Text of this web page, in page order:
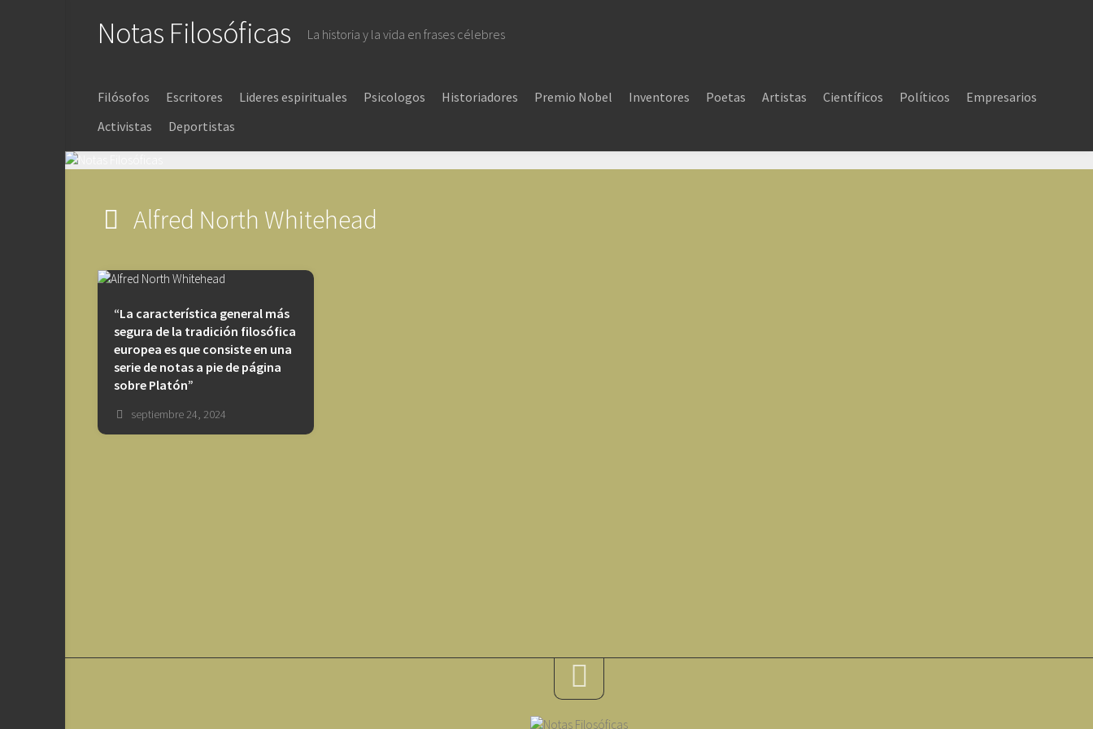
Notas Filosóficas La historia y la vida en frases célebres
Filósofos Escritores Lideres espirituales Psicologos Historiadores Premio Nobel Inventores Poetas Artistas Científicos Políticos
Empresarios
Activistas
Deportistas
Alfred North Whitehead
“La característica general más
segura de la tradición filosófica
europea es que consiste en una
serie de notas a pie de página
sobre Platón”
septiembre 24, 2024